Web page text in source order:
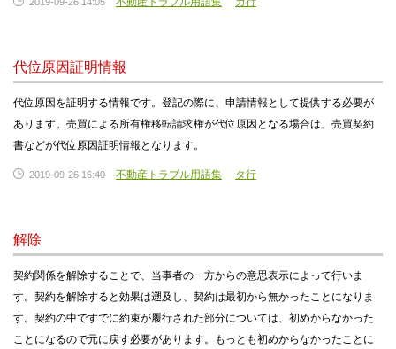
代位原因証明情報
代位原因を証明する情報です。登記の際に、申請情報として提供する必要が
あります。売買による所有権移転請求権が代位原因となる場合は、売買契約
書などが代位原因証明情報となります。
2019-09-26 16:40 不動産トラブル用語集 タ行
解除
契約関係を解除することで、当事者の一方からの意思表示によって行いま
す。契約を解除すると効果は遡及し、契約は最初から無かったことになりま
す。契約の中ですでに約束が履行された部分については、初めからなかった
ことになるので元に戻す必要があります。もっとも初めからなかったことに